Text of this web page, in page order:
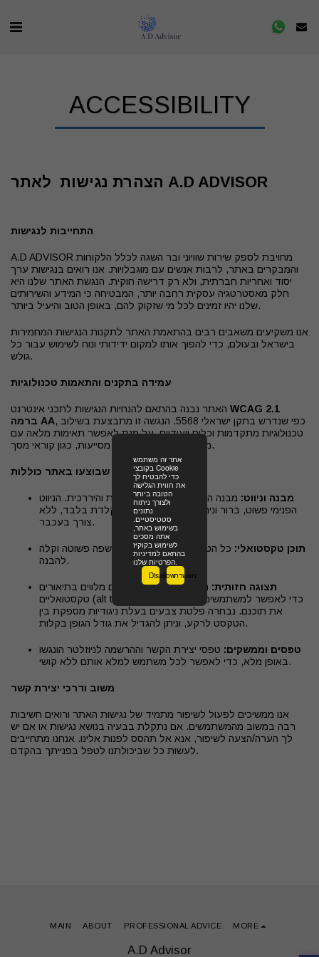
מאשרתDisallow
אתר זה משתמש
בקובצי Cookie
כדי להבטיח לך
את חווית הגלישה
הטובה ביותר
ולצורך ניתוח
נתונים
סטטיסטיים.
בשימוש באתר,
אתה מסכים
לשימוש בקוקיז
בהתאם למדיניות
הפרטיות שלנו.
ACCESSIBILITY
הצהרת נגישות לאתר A.D ADVISOR
A.D ADVISOR מחויבת לספק שירות שוויוני ובר השגה לכלל הלקוחות
והמבקרים באתר, לרבות אנשים עם מוגבלויות. אנו רואים בנגישות ערך
יסוד ואחריות חברתית, ולא רק דרישה חוקית. הנגשת האתר שלנו היא
חלק מאסטרטגיה עסקית רחבה יותר, המבטיחה כי המידע והשירותים
שלנו יהיו זמינים לכל מי שזקוק להם, באופן הטוב והיעיל ביותר.
אנו משקיעים משאבים רבים בהתאמת האתר לתקנות הנגישות המחמירות
בישראל ובעולם, כדי להפוך אותו למקום ידידותי ונוח לשימוש עבור כל
גולש.
עמידה בתקנים והתאמות טכנולוגיות
WCAG 2.1
ברמה AA, כפי שנדרש בתקן ישראלי 5568. הנגשה זו מתבצעת בשילוב
טכנולוגיות מתקדמות וכלים ייעודיים, על מנת לאפשר תאימות מלאה עם
מגוון רחב של טכנולוגיות מסייעות, כגון קוראי מסך.
מבנה וניווט: מבנה האתר אורגן בצורה הגיונית והיררכית. הניווט
הפנימי פשוט, ברור וניתן לביצוע באמצעות מקלדת בלבד, ללא
צורך בעכבר.
תוכן טקסטואלי: כל הטקסטים באתר נכתבו בשפה פשוטה וקלה
להבנה.
תצוגה חזותית: תמונות ואלמנטים גרפיים מלווים בתיאורים
טקסטואליים (alt text) כדי לאפשר למשתמשים לקויי ראייה להבין
את תוכנם. נבחרה פלטת צבעים בעלת ניגודיות מספקת בין
הטקסט לרקע, וניתן להגדיל את גודל הגופן בקלות.
טפסים וממשקים: טפסי יצירת הקשר וההרשמה לניוזלטר הונגשו
באופן מלא, כדי לאפשר לכל משתמש למלא אותם ללא קושי.
משוב ודרכי יצירת קשר
אנו ממשיכים לפעול לשיפור מתמיד של נגישות האתר ורואים חשיבות
רבה במשוב מהמשתמשים. אם נתקלת בבעיה בנושא נגישות או אם יש
לך הערה/הצעה לשיפור, אנא אל תהסס לפנות אלינו. אנחנו מתחייבים
לעשות כל שביכולתנו לטפל בפנייתך בהקדם.
A.D Advisor
MAIN ABOUT PROFESSIONAL ADVICE MORE